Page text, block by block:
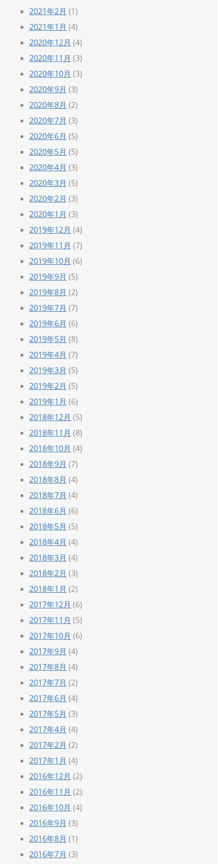
2021年2月 (1)
2021年1月 (4)
2020年12月 (4)
2020年11月 (3)
2020年10月 (3)
2020年9月 (3)
2020年8月 (2)
2020年7月 (3)
2020年6月 (5)
2020年5月 (5)
2020年4月 (3)
2020年3月 (5)
2020年2月 (3)
2020年1月 (3)
2019年12月 (4)
2019年11月 (7)
2019年10月 (6)
2019年9月 (5)
2019年8月 (2)
2019年7月 (7)
2019年6月 (6)
2019年5月 (8)
2019年4月 (7)
2019年3月 (5)
2019年2月 (5)
2019年1月 (6)
2018年12月 (5)
2018年11月 (8)
2018年10月 (4)
2018年9月 (7)
2018年8月 (4)
2018年7月 (4)
2018年6月 (6)
2018年5月 (5)
2018年4月 (4)
2018年3月 (4)
2018年2月 (3)
2018年1月 (2)
2017年12月 (6)
2017年11月 (5)
2017年10月 (6)
2017年9月 (4)
2017年8月 (4)
2017年7月 (2)
2017年6月 (4)
2017年5月 (3)
2017年4月 (4)
2017年2月 (2)
2017年1月 (4)
2016年12月 (2)
2016年11月 (2)
2016年10月 (4)
2016年9月 (3)
2016年8月 (1)
2016年7月 (3)